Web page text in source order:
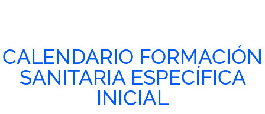
CALENDARIO FORMACIÓN
SANITARIA ESPECÍFICA
INICIAL